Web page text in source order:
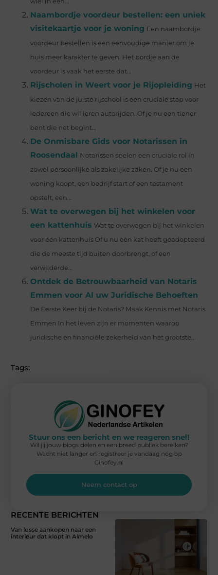
Naambordje voordeur bestellen: een uniek
visitekaartje voor je woning Een naambordje
voordeur bestellen is een eenvoudige manier om je
huis meer karakter te geven. Het bordje aan de
voordeur is vaak het eerste dat...
Rijscholen in Weert voor je Rijopleiding Het
kiezen van de juiste rijschool is een cruciale stap voor
iedereen die wil leren autorijden. Of je nu een tiener
bent die net begint...
De Onmisbare Gids voor Notarissen in
Roosendaal
Notarissen spelen een cruciale rol in
zowel persoonlijke als zakelijke zaken. Of je nu een
woning koopt, een bedrijf start of een testament
opstelt, een...
Wat te overwegen bij het winkelen voor
een kattenhuis Wat te overwegen bij het winkelen
voor een kattenhuis Of u nu een kat heeft geadopteerd
die de meeste tijd buiten doorbrengt, of een
verwilderde...
Ontdek de Betrouwbaarheid van Notaris
Emmen voor Al uw Juridische Behoeften
De Eerste Keer bij de Notaris? Maak Kennis met Notaris
Emmen In het leven zijn er momenten waarop
juridische en financiële zekerheid van het grootste...
Tags:
RECENTE BERICHTEN
Van losse aankopen naar een
interieur dat klopt in Almelo
Stuur ons een bericht en we reageren snel!
Wil jij jouw blogs delen en een breed publiek bereiken?
Wacht niet langer en registreer je vandaag nog op
Ginofey.nl
Neem contact op